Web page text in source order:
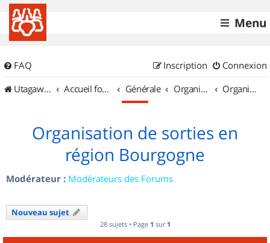
Menu
FAQ Connexion
Inscription
UtagawaVTT (Randos VTT et VTTAE avec traces GPS)
Accueil forum Générale Organisation de sorties & Recherche de partenaires Organisation de sorties en région Bourgogne
Organisation de sorties en
région Bourgogne
Modérateur : Modérateurs des Forums
Nouveau sujet
28 sujets • Page 1 sur 1